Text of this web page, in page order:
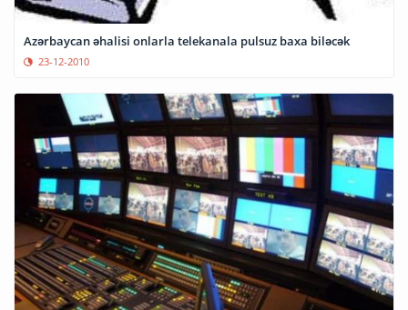
Azərbaycan əhalisi onlarla telekanala pulsuz baxa biləcək
23-12-2010